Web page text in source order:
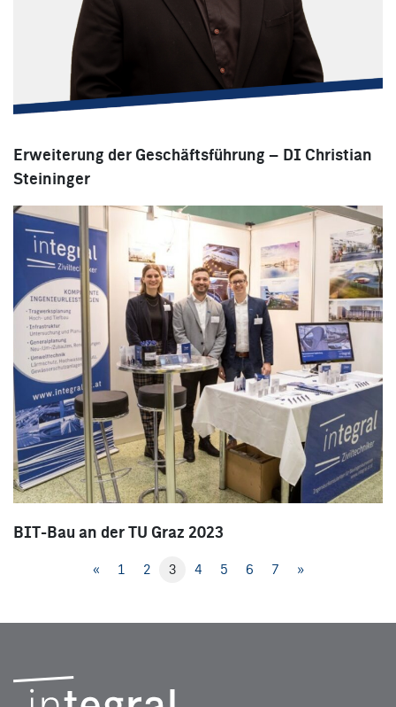
Erweiterung der Geschäftsführung – DI Christian
Steininger
BIT-Bau an der TU Graz 2023
« 1 2 3 4 5 6 7 »